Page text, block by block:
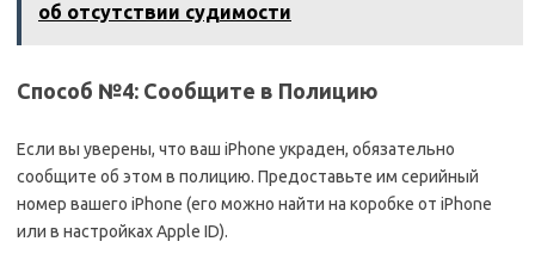
об отсутствии судимости
Способ №4: Сообщите в Полицию
Если вы уверены, что ваш iPhone украден, обязательно
сообщите об этом в полицию. Предоставьте им серийный
номер вашего iPhone (его можно найти на коробке от iPhone
или в настройках Apple ID).